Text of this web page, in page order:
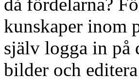
då fördelarna?
kunskaper inom
själv logga in på
bilder och